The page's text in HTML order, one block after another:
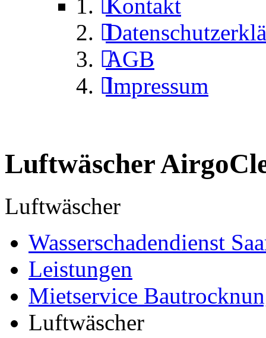
Kontakt
AGB
Impressum
Luftwäscher
Luftwäscher
Wasserschadendienst
Leistungen
Mietservice
Luftwäscher